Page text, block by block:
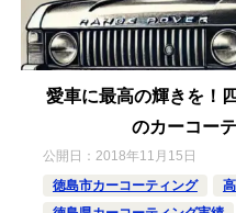
愛車に最高の輝きを！
のカーコー
公開日： 2018年11月15日
徳島市カーコーティング